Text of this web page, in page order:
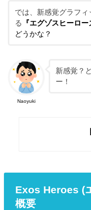
では、新感覚グラフ
る
『エグゾスヒーロ
どうかな？
Naoyuki
新感覚？
ー！
Exos Heroes (
概要